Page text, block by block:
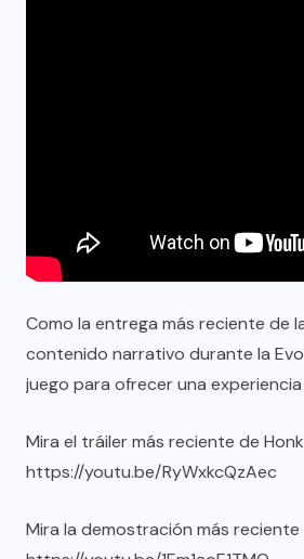
Como la entrega más reciente de
contenido narrativo durante la
juego para ofrecer una
Mira el tráiler más reciente de
https://youtu.be/RyWxkcQzAec
Mira la demostración más reciente